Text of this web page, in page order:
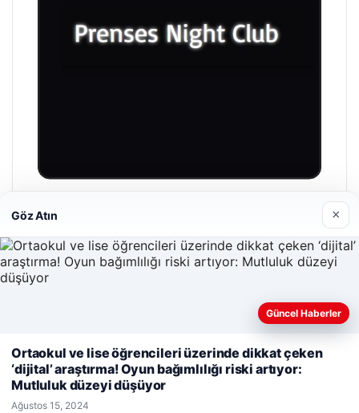
Prenses Night Club
© 2026 Haber Adım
deneyiminizi kişiselleştirmek ve geliştirmek amacıyla çerezler
kullanıyoruz.Çerez Politikamız
Kabul Et
Göz Atın ×
Güncel Haberler
Ortaokul ve lise öğrencileri üzerinde dikkat çeken
‘dijital’ araştırma! Oyun bağımlılığı riski artıyor:
Mutluluk düzeyi düşüyor
Ağustos 15, 2024